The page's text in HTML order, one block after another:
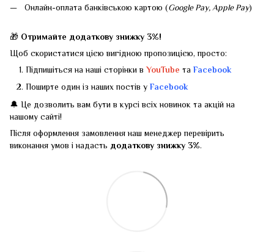
Онлайн-оплата банківською картою (Google Pay, Apple Pay)
🎁 Отримайте додаткову знижку 3%!
Щоб скористатися цією вигідною пропозицією, просто:
Підпишіться на наші сторінки вYouTube та Facebook
Поширте один із наших постів у Facebook
🔔 Це дозволить вам бути в курсі всіх новинок та акцій на
нашому сайті!
Після оформлення замовлення наш менеджер перевірить
виконання умов і надасть додаткову знижку 3%.